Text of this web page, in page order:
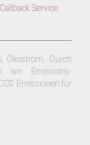
Callback Service
Ökostrom. Durch
wir Emissions-
Emissionen für